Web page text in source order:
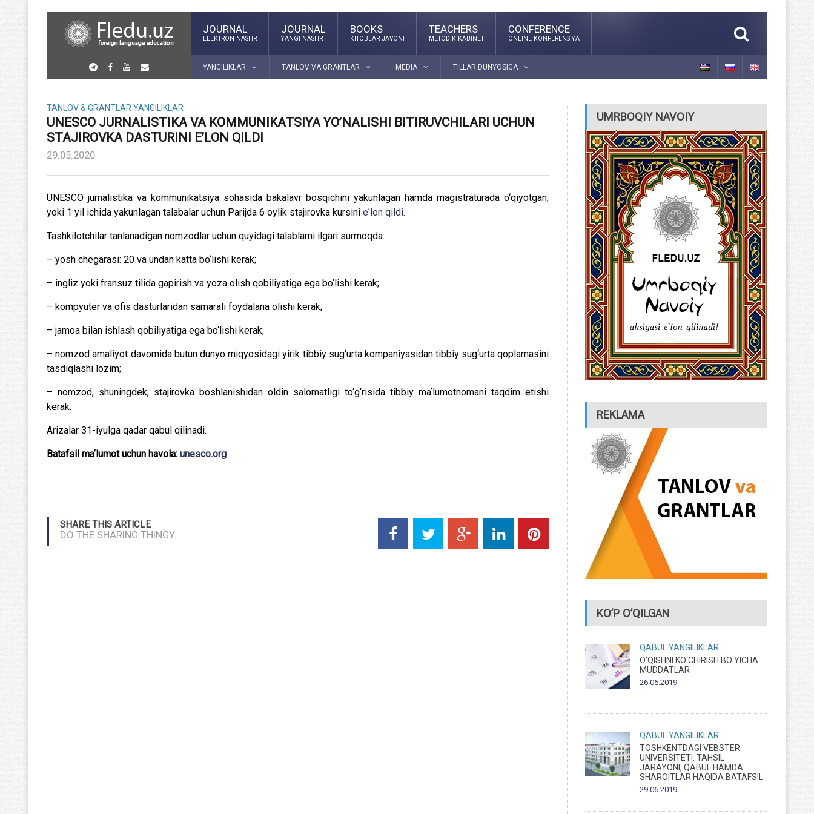
JOURNAL
ELEKTRON NASHR
JOURNAL
YANGI NASHR
BOOKS
KITOBLAR JAVONI
TEACHERS
METODIK KABINET
CONFERENCE
ONLINE KONFERENSIYA
YANGILIKLAR TANLOV VA GRANTLAR MEDIA TILLAR DUNYOSIGA
TANLOV & GRANTLAR YANGILIKLAR
UNESCO JURNALISTIKA VA KOMMUNIKATSIYA YO’NALISHI BITIRUVCHILARI UCHUN
STAJIROVKA DASTURINI E’LON QILDI
29.05.2020
UNESCO jurnalistika va kommunikatsiya sohasida bakalavr bosqichini yakunlagan hamda magistraturada o‘qiyotgan,
yoki 1 yil ichida yakunlagan talabalar uchun Parijda 6 oylik stajirovka kursini eʼlon qildi.
Tashkilotchilar tanlanadigan nomzodlar uchun quyidagi talablarni ilgari surmoqda:
– yosh chegarasi: 20 va undan katta bo‘lishi kerak;
– ingliz yoki fransuz tilida gapirish va yoza olish qobiliyatiga ega bo‘lishi kerak;
– kompyuter va ofis dasturlaridan samarali foydalana olishi kerak;
– jamoa bilan ishlash qobiliyatiga ega bo‘lishi kerak;
– nomzod amaliyot davomida butun dunyo miqyosidagi yirik tibbiy sug‘urta kompaniyasidan tibbiy sug‘urta qoplamasini
tasdiqlashi lozim;
– nomzod, shuningdek, stajirovka boshlanishidan oldin salomatligi to‘g‘risida tibbiy maʼlumotnomani taqdim etishi
kerak.
Arizalar 31-iyulga qadar qabul qilinadi.
Batafsil maʼlumot uchun havola: unesco.org
SHARE THIS ARTICLE
DO THE SHARING THINGY
UMRBOQIY NAVOIY
REKLAMA
KO’P O’QILGAN
QABUL
YANGILIKLAR
O‘QISHNI KO‘CHIRISH BO‘YICHA
MUDDATLAR
26.06.2019
QABUL
YANGILIKLAR
TOSHKENTDAGI VEBSTER
UNIVERSITETI: TAHSIL
JARAYONI, QABUL HAMDA
SHAROITLAR HAQIDA BATAFSIL
29.06.2019